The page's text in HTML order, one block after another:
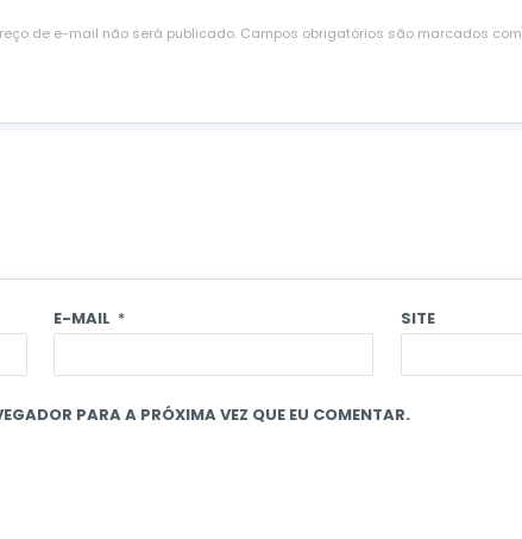
de e-mail não será publicado. Campos obrigatórios são marcados com
E-MAIL * SITE
PARA A PRÓXIMA VEZ QUE EU COMENTAR.